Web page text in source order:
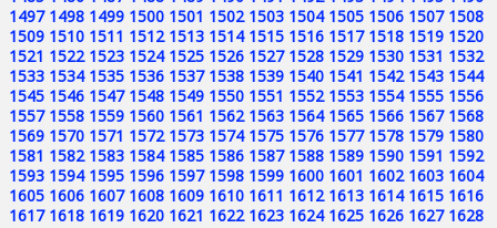
1497 1498 1499 1500 1501 1502 1503 1504 1505 1506 1507 1508
1509 1510 1511 1512 1513 1514 1515 1516 1517 1518 1519 1520
1521 1522 1523 1524 1525 1526 1527 1528 1529 1530 1531 1532
1533 1534 1535 1536 1537 1538 1539 1540 1541 1542 1543 1544
1545 1546 1547 1548 1549 1550 1551 1552 1553 1554 1555 1556
1557 1558 1559 1560 1561 1562 1563 1564 1565 1566 1567 1568
1569 1570 1571 1572 1573 1574 1575 1576 1577 1578 1579 1580
1581 1582 1583 1584 1585 1586 1587 1588 1589 1590 1591 1592
1593 1594 1595 1596 1597 1598 1599 1600 1601 1602 1603 1604
1605 1606 1607 1608 1609 1610 1611 1612 1613 1614 1615 1616
1617 1618 1619 1620 1621 1622 1623 1624 1625 1626 1627 1628